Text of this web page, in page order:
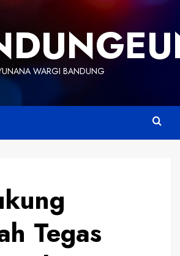
WARGI BANDUNG
Tegas